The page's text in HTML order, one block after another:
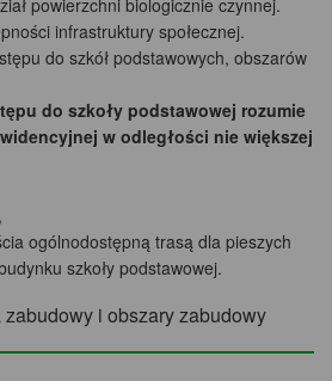
infrastruktury społecznej.
do szkół podstawowych, obszarów
do szkoły podstawowej rozumie
w odległości nie większej
ogólnodostępną trasą dla pieszych
szkoły podstawowej.
i obszary zabudowy